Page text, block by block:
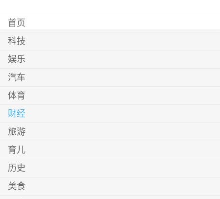
首页
科技
娱乐
汽车
体育
财经
旅游
育儿
历史
美食